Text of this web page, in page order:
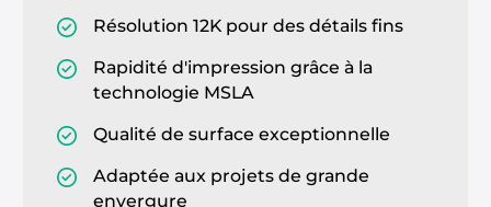
Résolution 12K pour des détails fins
Rapidité d'impression grâce à la
technologie MSLA
Qualité de surface exceptionnelle
Adaptée aux projets de grande
envergure